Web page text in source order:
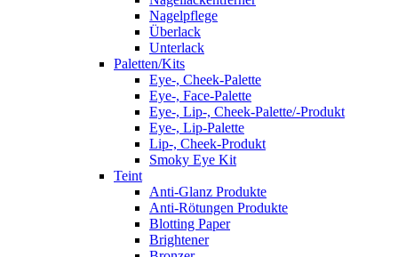
Nagelpflege
Überlack
Unterlack
Paletten/Kits
Eye-, Cheek-Palette
Eye-, Face-Palette
Eye-, Lip-, Cheek-Palette/-Produkt
Eye-, Lip-Palette
Lip-, Cheek-Produkt
Smoky Eye Kit
Teint
Anti-Glanz Produkte
Anti-Rötungen Produkte
Blotting Paper
Brightener